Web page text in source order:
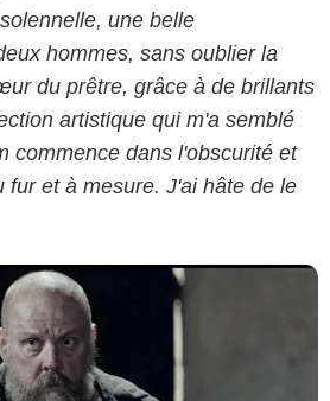
une belle
hommes, sans oublier la
du prêtre, grâce à de brillants
artistique qui m'a semblé
commence dans l'obscurité et
fur et à mesure. J'ai hâte de le